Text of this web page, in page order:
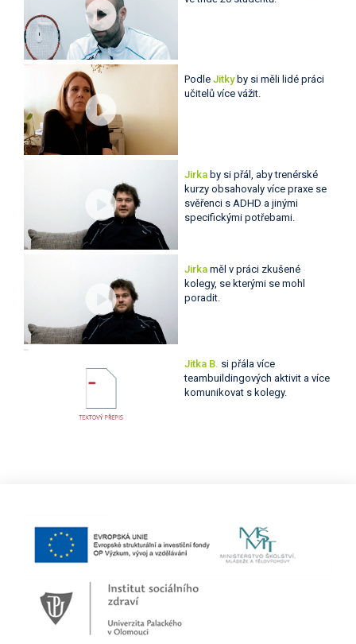
Podle Jitky by si měli lidé práci
učitelů více vážit.
Jirka by si přál, aby trenérské
kurzy obsahovaly více praxe se
svěřenci s ADHD a jinými
specifickými potřebami.
Jirka měl v práci zkušené
kolegy, se kterými se mohl
poradit.
Jitka B. si přála více
teambuildingových aktivit a více
komunikovat s kolegy.